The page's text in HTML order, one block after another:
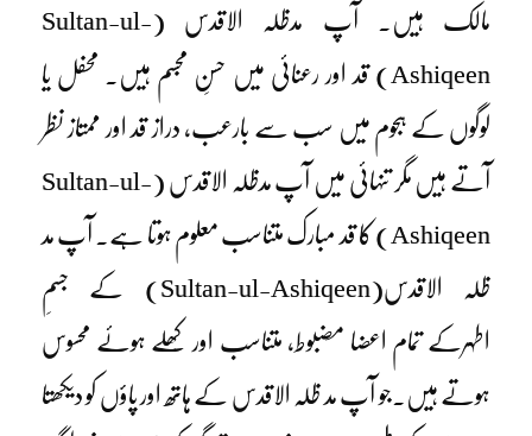
مالک ہیں۔ آپ مدظلہ الاقدس (Sultan-ul-
Ashiqeen) قد اور رعنائی میں حسنِ مجسم ہیں۔ محفل یا
لوگوں کے ہجوم میں سب سے بارعب، دراز قد اور ممتاز نظر
آتے ہیں مگر تنہائی میں آپ مدظلہ الاقدس (Sultan-ul-
Ashiqeen) کا قد مبارک متناسب معلوم ہوتا ہے۔ آپ مد
ظلہ الاقدس(Sultan-ul-Ashiqeen) کے جسمِ
اطہرکے تمام اعضا مضبوط، متناسب اور کِھلے ہوئے محسوس
ہوتے ہیں۔جو آپ مد ظلہ الاقدس کے ہاتھ اور پاؤں کو دیکھتا